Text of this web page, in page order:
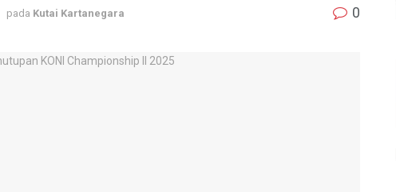
pada Kutai Kartanegara 0